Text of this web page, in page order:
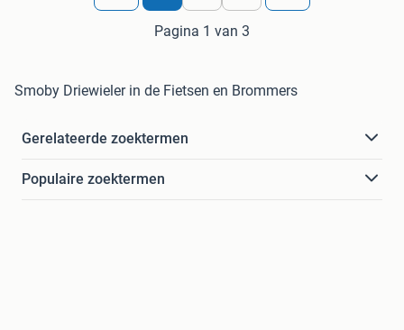
Pagina 1 van 3
Smoby Driewieler in de Fietsen en Brommers
Gerelateerde zoektermen
Populaire zoektermen